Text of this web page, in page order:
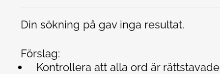
Din sökning på gav inga resultat.
Förslag:
Kontrollera att alla ord är